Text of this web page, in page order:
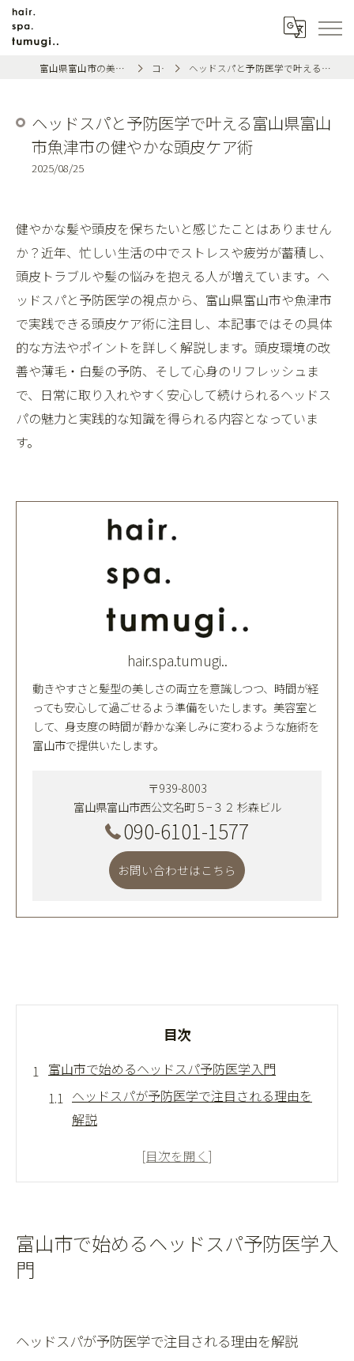
富山県富山市の美容室ならhair.spa.tumugi.. コラム ヘッドスパと予防医学で叶える富山県富山市魚津市の健やかな頭皮ケア術
ヘッドスパと予防医学で叶える富山県富山
市魚津市の健やかな頭皮ケア術
2025/08/25
健やかな髪や頭皮を保ちたいと感じたことはありません
か？近年、忙しい生活の中でストレスや疲労が蓄積し、
頭皮トラブルや髪の悩みを抱える人が増えています。ヘ
ッドスパと予防医学の視点から、富山県富山市や魚津市
で実践できる頭皮ケア術に注目し、本記事ではその具体
的な方法やポイントを詳しく解説します。頭皮環境の改
善や薄毛・白髪の予防、そして心身のリフレッシュま
で、日常に取り入れやすく安心して続けられるヘッドス
パの魅力と実践的な知識を得られる内容となっていま
す。
hair.spa.tumugi..
動きやすさと髪型の美しさの両立を意識しつつ、時間が経
っても安心して過ごせるよう準備をいたします。美容室と
して、身支度の時間が静かな楽しみに変わるような施術を
富山市で提供いたします。
〒939-8003
富山県富山市西公文名町５−３２ 杉森ビル
090-6101-1577
お問い合わせはこちら
目次
富山市で始めるヘッドスパ予防医学入門
ヘッドスパが予防医学で注目される理由を
解説
富山市のヘッドスパ専門店選びのコツとは
予防医学的観点から見るヘッドスパの役割
ヘッドスパで得られる心身リフレッシュ効
富山市で始めるヘッドスパ予防医学入
門
ヘッドスパが予防医学で注目される理由を解説